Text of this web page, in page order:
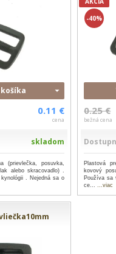
0.11 €
cena
skladom
(prievlečka, posuvka,
alebo skracovadlo) .
. Nejedná sa o
-40%
0.25 €
bežná cena
Plastová
kovový
Používa sa
ce......viac